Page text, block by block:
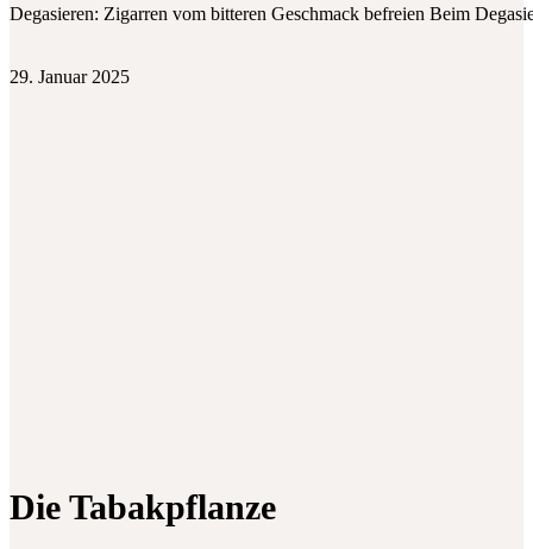
Degasieren: Zigarren vom bitteren Geschmack befreien Beim
29. Januar 2025
Die Tabakpflanze